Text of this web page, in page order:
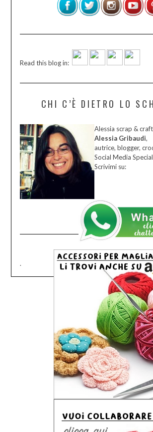
Read this blog in:
CHI C’È DIETRO LO
Alessia scrap &
Alessia Gribaudi,
autrice, blogger,
Social Media
Scrivimi su:
.